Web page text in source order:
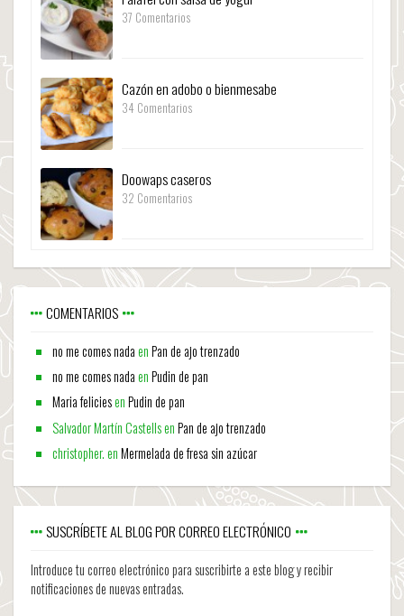
37 Comentarios
Cazón en adobo o bienmesabe
34 Comentarios
Doowaps caseros
32 Comentarios
COMENTARIOS
no me comes nadaenPan de ajo trenzado
no me comes nadaenPudin de pan
Maria feliciesenPudin de pan
Salvador Martín CastellsenPan de ajo trenzado
christopher.enMermelada de fresa sin azúcar
SUSCRÍBETE AL BLOG POR CORREO ELECTRÓNICO
Introduce tu correo electrónico para suscribirte a este blog y recibir
notificaciones de nuevas entradas.